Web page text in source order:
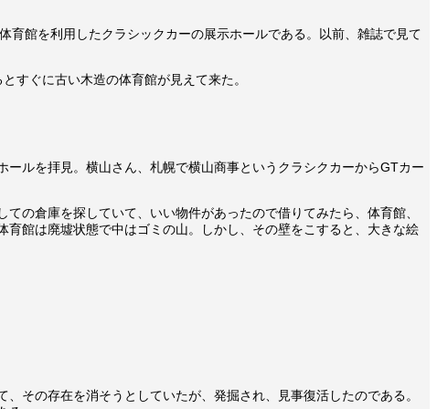
館を利用したクラシックカーの展示ホールである。以前、雑誌で見て
すぐに古い木造の体育館が見えて来た。
ルを拝見。横山さん、札幌で横山商事というクラシクカーからGTカー
の倉庫を探していて、いい物件があったので借りてみたら、体育館、
館は廃墟状態で中はゴミの山。しかし、その壁をこすると、大きな絵
その存在を消そうとしていたが、発掘され、見事復活したのである。